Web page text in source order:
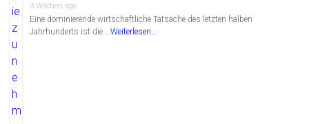
3 Wochen ago
Eine dominierende wirtschaftliche Tatsache des letzten halben
Jahrhunderts ist die …Weiterlesen...